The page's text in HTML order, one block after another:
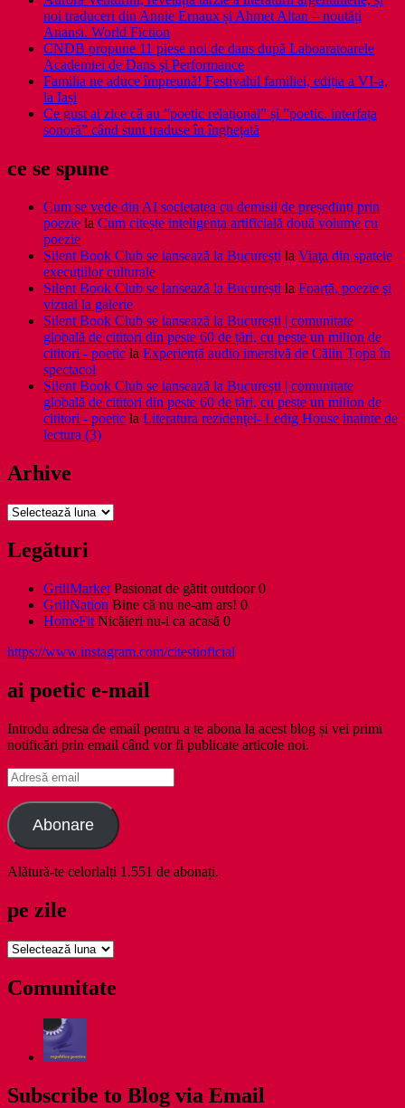
noi traduceri din Annie Ernaux și Ahmet Altan – noutăți
Anansi. World Fiction
CNDB propune 11 piese noi de dans după Laboaratoarele
Academiei de Dans și Performance
Familia ne aduce împreună! Festivalul familiei, ediția a VI-a,
la Iași
Ce gust ai zice că au ”poetic relațional” și ”poetic. interfața
sonoră” când sunt traduse în înghețată
ce se spune
Cum se vede din AI societatea cu demisii de președinți prin
poezie la Cum citește inteligența artificială două volume cu
poezie
Silent Book Club se lansează la București la Viaţa din spatele
execuţiilor culturale
Silent Book Club se lansează la București la Foarţă, poezie şi
vizual la galerie
Silent Book Club se lansează la București | comunitate
globală de cititori din peste 60 de țări, cu peste un milion de
cititori - poetic la Experiență audio imersivă de Călin Țopa în
spectacol
Silent Book Club se lansează la București | comunitate
globală de cititori din peste 60 de țări, cu peste un milion de
cititori - poetic la Literatura rezidenţei- Ledig House inainte de
lectura (3)
Arhive
Arhive
Legături
GrillMarket Pasionat de gătit outdoor 0
GrillNation Bine că nu ne-am ars! 0
HomeFit Nicăieri nu-i ca acasă 0
https://www.instagram.com/citestioficial
ai poetic e-mail
Introdu adresa de email pentru a te abona la acest blog și vei primi
notificări prin email când vor fi publicate articole noi.
Adresă
email
Abonare
Alătură-te celorlalți 1.551 de abonați.
pe zile
pe
Comunitate
Subscribe to Blog via Email